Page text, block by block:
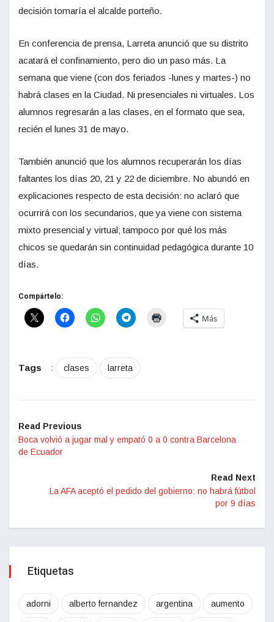
decisión tomaría el alcalde porteño.
En conferencia de prensa, Larreta anunció que su distrito
acatará el confinamiento, pero dio un paso más. La
semana que viene (con dos feriados -lunes y martes-) no
habrá clases en la Ciudad. Ni presenciales ni virtuales. Los
alumnos regresarán a las clases, en el formato que sea,
recién el lunes 31 de mayo.
También anunció que los alumnos recuperarán los días
faltantes los días 20, 21 y 22 de diciembre. No abundó en
explicaciones respecto de esta decisión: no aclaró que
ocurrirá con los secundarios, que ya viene con sistema
mixto presencial y virtual; tampoco por qué los más
chicos se quedarán sin continuidad pedagógica durante 10
días.
Compártelo:
Más
Tags : clases larreta
Read Previous
Boca volvió a jugar mal y empató 0 a 0 contra Barcelona
de Ecuador
Read Next
La AFA aceptó el pedido del gobierno: no habrá fútbol
por 9 días
Etiquetas
adorni alberto fernandez argentina aumento